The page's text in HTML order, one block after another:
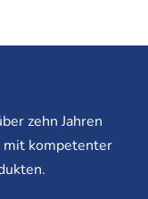
zehn Jahren
mit kompetenter